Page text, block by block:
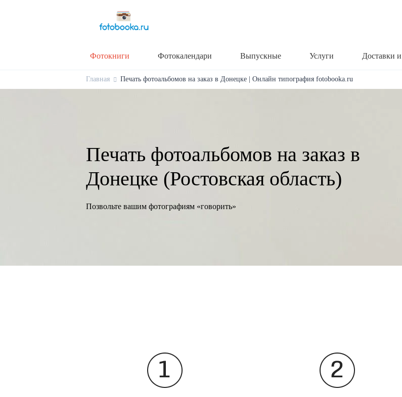
Фотокниги Фотокалендари Выпускные Услуги Доставки
Главная Печать фотоальбомов на заказ в Донецке | Онлайн типография fotobooka.ru
Печать фотоальбомов на заказ в
Донецке (Ростовская область)
Позвольте вашим фотографиям «говорить»